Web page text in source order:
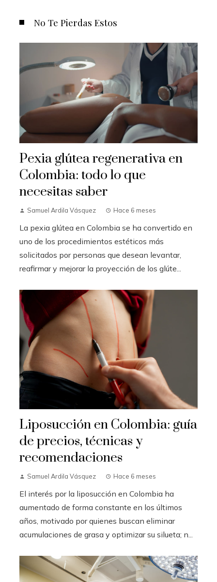
No Te Pierdas Estos
Pexia glútea regenerativa en
Colombia: todo lo que
necesitas saber
Samuel Ardila Vásquez Hace 6 meses
La pexia glútea en Colombia se ha convertido en
uno de los procedimientos estéticos más
solicitados por personas que desean levantar,
reafirmar y mejorar la proyección de los glúte...
Liposucción en Colombia: guía
de precios, técnicas y
recomendaciones
Samuel Ardila Vásquez Hace 6 meses
El interés por la liposucción en Colombia ha
aumentado de forma constante en los últimos
años, motivado por quienes buscan eliminar
acumulaciones de grasa y optimizar su silueta; n...